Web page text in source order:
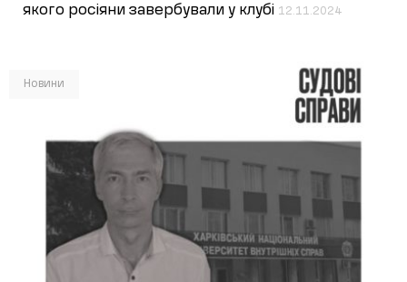
якого росіяни завербували у клубі 12.11.2024
Новини